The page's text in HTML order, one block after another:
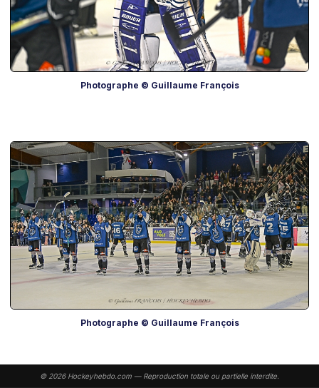
Photographe © Guillaume François
Photographe © Guillaume François
© 2026 Hockeyhebdo.com — Reproduction totale ou partielle interdite.